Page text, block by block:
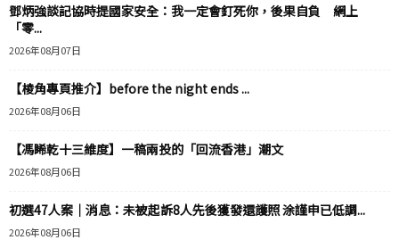
鄧炳強談記協時提國家安全：我一定會釘死你，後果自負 網上
「零...
2026年08月07日
【棱角專頁推介】before the night ends ...
2026年08月06日
【馮睎乾十三維度】一稿兩投的「回流香港」潮文
2026年08月06日
初選47人案｜消息：未被起訴8人先後獲發還護照 涂謹申已低調...
2026年08月06日